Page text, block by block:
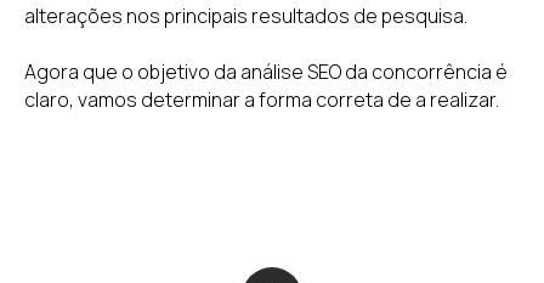
alterações nos principais resultados de pesquisa.
Agora que o objetivo da análise SEO da concorrência é
claro, vamos determinar a forma correta de a realizar.